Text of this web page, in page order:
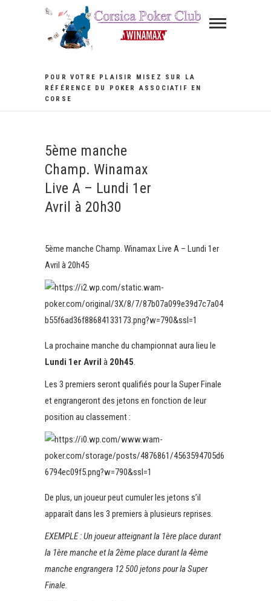
POUR VOTRE PLAISIR MISEZ SUR LA
RÉFÉRENCE DU POKER ASSOCIATIF EN
CORSE
5ème manche
Champ. Winamax
Live A – Lundi 1er
Avril à 20h30
5ème manche Champ. Winamax Live A – Lundi 1er
Avril à 20h45
La prochaine manche du championnat aura lieu le
Lundi 1er Avril à 20h45.
Les 3 premiers seront qualifiés pour la Super Finale
et engrangeront des jetons en fonction de leur
position au classement :
De plus, un joueur peut cumuler les jetons s’il
apparaît dans les 3 premiers à plusieurs reprises.
EXEMPLE : Un joueur atteignant la 1ère place durant
la 1ère manche et la 2ème place durant la 4ème
manche engrangera 12 500 jetons pour la Super
Finale.